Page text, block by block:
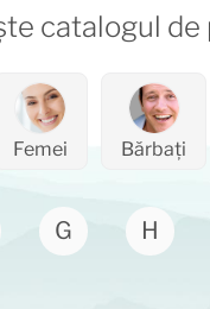
catalogul
Femei Bărbați
G H